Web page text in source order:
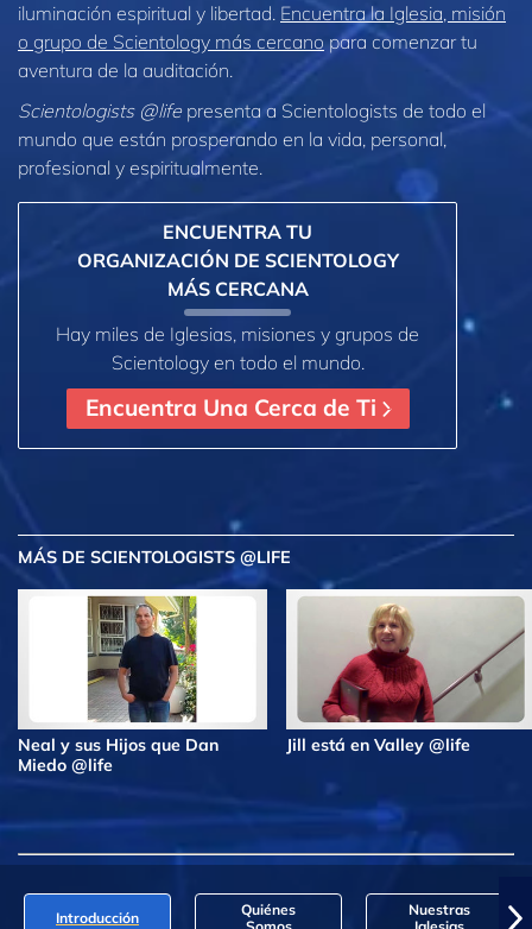
iluminación espiritual y libertad. Encuentra la Iglesia, misión
o grupo de Scientology más cercano para comenzar tu
aventura de la auditación.
Scientologists @life presenta a Scientologists de todo el
mundo que están prosperando en la vida, personal,
profesional y espiritualmente.
ENCUENTRA TU
ORGANIZACIÓN DE SCIENTOLOGY
MÁS CERCANA
Hay miles de Iglesias, misiones y grupos de
Scientology en todo el mundo.
Encuentra Una Cerca de Ti
MÁS DE SCIENTOLOGISTS @LIFE
Neal y sus Hijos que Dan
Miedo @life
Jill está en Valley @life
Introducción
Quiénes
Nuestras